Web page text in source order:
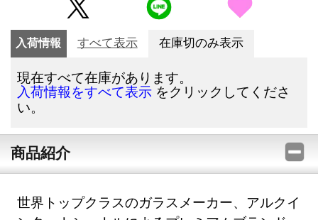
入荷情報 すべて表示 在庫切のみ表示
現在すべて在庫があります。
入荷情報をすべて表示 をクリックしてくださ
い。
商品紹介
世界トップクラスのガラスメーカー、アルクイ